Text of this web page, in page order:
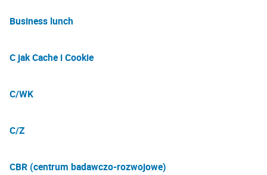
Business lunch
C jak Cache i Cookie
C/WK
C/Z
CBR (centrum badawczo-rozwojowe)